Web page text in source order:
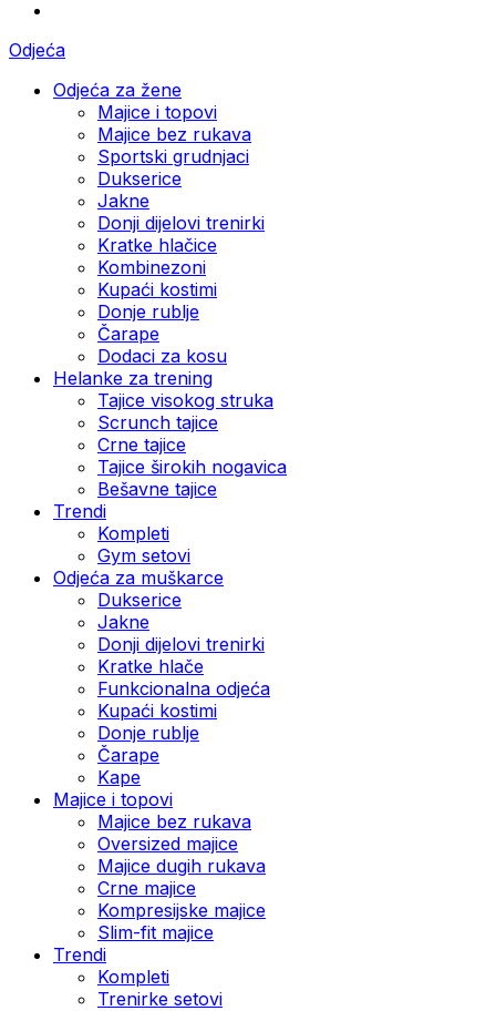
Odjeća
Odjeća za žene
Majice i topovi
Majice bez rukava
Sportski grudnjaci
Dukserice
Jakne
Donji dijelovi trenirki
Kratke hlačice
Kombinezoni
Kupaći kostimi
Donje rublje
Čarape
Dodaci za kosu
Helanke za trening
Tajice visokog struka
Scrunch tajice
Crne tajice
Tajice širokih nogavica
Bešavne tajice
Trendi
Kompleti
Gym setovi
Odjeća za muškarce
Dukserice
Jakne
Donji dijelovi trenirki
Kratke hlače
Funkcionalna odjeća
Kupaći kostimi
Donje rublje
Čarape
Kape
Majice i topovi
Majice bez rukava
Oversized majice
Majice dugih rukava
Crne majice
Kompresijske majice
Slim-fit majice
Trendi
Kompleti
Trenirke setovi